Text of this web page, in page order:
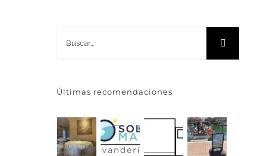
Últimas recomendaciones